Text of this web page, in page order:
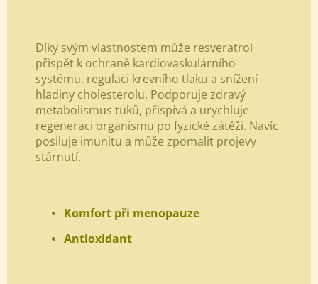
Díky svým vlastnostem může resveratrol
přispět k ochraně kardiovaskulárního
systému, regulaci krevního tlaku a snížení
hladiny cholesterolu. Podporuje zdravý
metabolismus tuků, přispívá a urychluje
regeneraci organismu po fyzické zátěži. Navíc
posiluje imunitu a může zpomalit projevy
stárnutí.
Komfort při menopauze
Antioxidant